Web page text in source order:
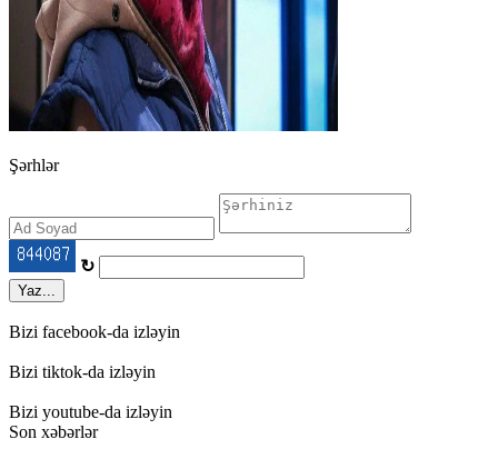
Şərhlər
↻
Yaz...
Bizi facebook-da izləyin
Bizi tiktok-da izləyin
Bizi youtube-da izləyin
Son xəbərlər